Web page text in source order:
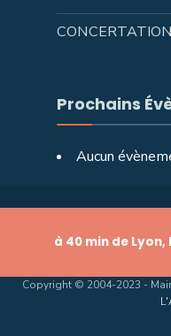
CONCERTATION
Prochains
Aucun
à 40 min de
Copyright © 2004-2023 -